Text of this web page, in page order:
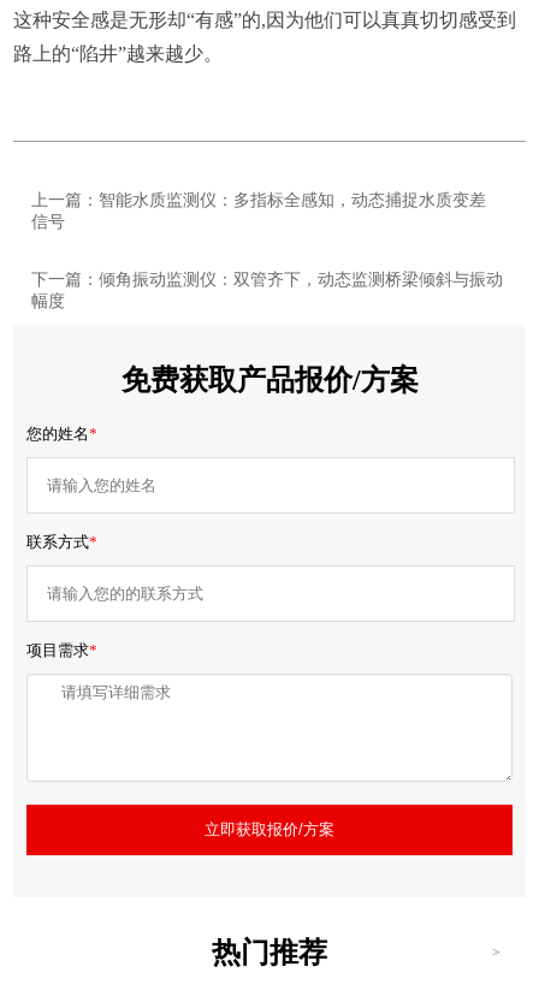
这种安全感是无形却“有感”的,因为他们可以真真切切感受到
路上的“陷井”越来越少。
上一篇：智能水质监测仪：多指标全感知，动态捕捉水质变差
信号
下一篇：倾角振动监测仪：双管齐下，动态监测桥梁倾斜与振动
幅度
免费获取产品报价/方案
您的姓名*
联系方式*
项目需求*
立即获取报价/方案
热门推荐 >